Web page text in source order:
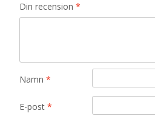
Din recension *
Namn *
E-post *